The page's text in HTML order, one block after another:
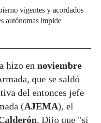
vigentes y acordados
autónomas impide
hizo en noviembre
que se saldó
del entonces jefe
(AJEMA), el
. Dijo que "si